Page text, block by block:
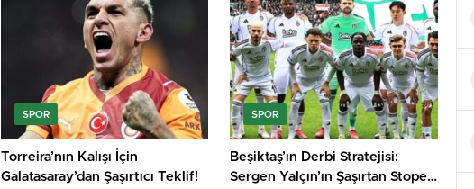
SPOR
Torreira’nın Kalışı İçin
Galatasaray’dan Şaşırtıcı Teklif!
SPOR
Beşiktaş’ın Derbi Stratejisi:
Sergen Yalçın’ın Şaşırtan Stoper